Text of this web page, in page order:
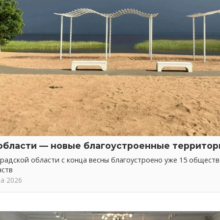
— новые благоустроенные
области с конца весны благоустроено уже 15
2026